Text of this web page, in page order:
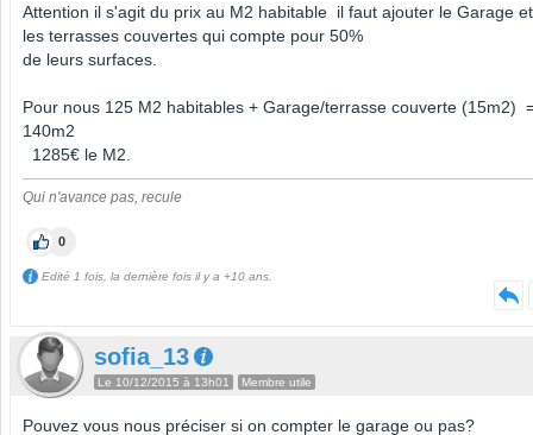
Attention il s'agit du prix au M2 habitable il faut ajouter le Garage et
les terrasses couvertes qui compte pour 50%
de leurs surfaces.
Pour nous 125 M2 habitables + Garage/terrasse couverte (15m2)
140m2
1285€ le M2.
Qui n'avance pas, recule
0
Edité 1 fois, la dernière fois il y a +10 ans.
sofia_13
Le 10/12/2015 à 13h01 Membre utile
Pouvez vous nous préciser si on compter le garage ou pas?